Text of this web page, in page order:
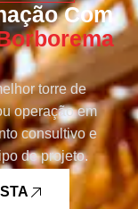
Com
torre de
operação em
consultivo e
de projeto.